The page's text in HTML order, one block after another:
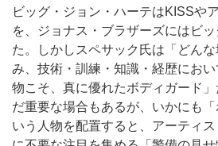
ビッグ・ジョン・ハーテはKISSや
を、ジョナス・ブラザーズにはビ
た。しかしスペサック氏は「どん
み、技術・訓練・知識・経歴にお
物こそ、真に優れたボディガード
だ重要な場合もあるが、いかにも
いう人物を配置すると、アーティ